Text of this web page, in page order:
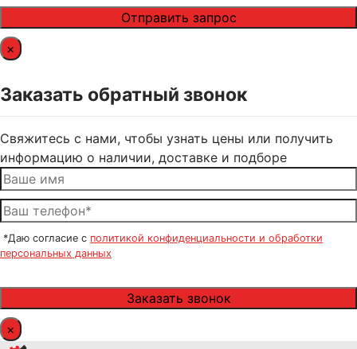
×
Заказать обратный звонок
Свяжитесь с нами, чтобы узнать цены или получить
информацию о наличии, доставке и подборе
*Даю согласие с политикой конфиденциальности и обработки
персональных данных
×